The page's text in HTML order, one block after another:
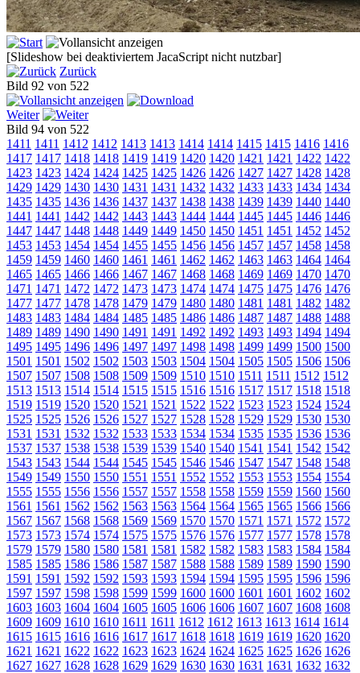
[Slideshow bei deaktiviertem JacaScript nicht nutzbar]
Zurück
Bild 92 von 522
Weiter
Bild 94 von 522
1411 1411 1412 1412 1413 1413 1414 1414 1415 1415 1416 1416
1417 1417 1418 1418 1419 1419 1420 1420 1421 1421 1422 1422
1423 1423 1424 1424 1425 1425 1426 1426 1427 1427 1428 1428
1429 1429 1430 1430 1431 1431 1432 1432 1433 1433 1434 1434
1435 1435 1436 1436 1437 1437 1438 1438 1439 1439 1440 1440
1441 1441 1442 1442 1443 1443 1444 1444 1445 1445 1446 1446
1447 1447 1448 1448 1449 1449 1450 1450 1451 1451 1452 1452
1453 1453 1454 1454 1455 1455 1456 1456 1457 1457 1458 1458
1459 1459 1460 1460 1461 1461 1462 1462 1463 1463 1464 1464
1465 1465 1466 1466 1467 1467 1468 1468 1469 1469 1470 1470
1471 1471 1472 1472 1473 1473 1474 1474 1475 1475 1476 1476
1477 1477 1478 1478 1479 1479 1480 1480 1481 1481 1482 1482
1483 1483 1484 1484 1485 1485 1486 1486 1487 1487 1488 1488
1489 1489 1490 1490 1491 1491 1492 1492 1493 1493 1494 1494
1495 1495 1496 1496 1497 1497 1498 1498 1499 1499 1500 1500
1501 1501 1502 1502 1503 1503 1504 1504 1505 1505 1506 1506
1507 1507 1508 1508 1509 1509 1510 1510 1511 1511 1512 1512
1513 1513 1514 1514 1515 1515 1516 1516 1517 1517 1518 1518
1519 1519 1520 1520 1521 1521 1522 1522 1523 1523 1524 1524
1525 1525 1526 1526 1527 1527 1528 1528 1529 1529 1530 1530
1531 1531 1532 1532 1533 1533 1534 1534 1535 1535 1536 1536
1537 1537 1538 1538 1539 1539 1540 1540 1541 1541 1542 1542
1543 1543 1544 1544 1545 1545 1546 1546 1547 1547 1548 1548
1549 1549 1550 1550 1551 1551 1552 1552 1553 1553 1554 1554
1555 1555 1556 1556 1557 1557 1558 1558 1559 1559 1560 1560
1561 1561 1562 1562 1563 1563 1564 1564 1565 1565 1566 1566
1567 1567 1568 1568 1569 1569 1570 1570 1571 1571 1572 1572
1573 1573 1574 1574 1575 1575 1576 1576 1577 1577 1578 1578
1579 1579 1580 1580 1581 1581 1582 1582 1583 1583 1584 1584
1585 1585 1586 1586 1587 1587 1588 1588 1589 1589 1590 1590
1591 1591 1592 1592 1593 1593 1594 1594 1595 1595 1596 1596
1597 1597 1598 1598 1599 1599 1600 1600 1601 1601 1602 1602
1603 1603 1604 1604 1605 1605 1606 1606 1607 1607 1608 1608
1609 1609 1610 1610 1611 1611 1612 1612 1613 1613 1614 1614
1615 1615 1616 1616 1617 1617 1618 1618 1619 1619 1620 1620
1621 1621 1622 1622 1623 1623 1624 1624 1625 1625 1626 1626
1627 1627 1628 1628 1629 1629 1630 1630 1631 1631 1632 1632